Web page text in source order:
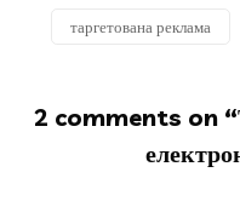
таргетована реклама
2 comments on “